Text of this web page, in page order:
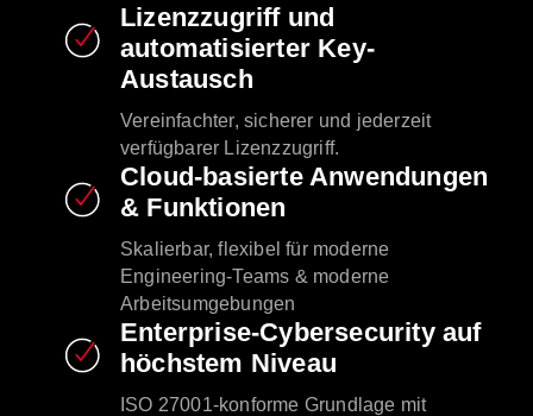
Lizenzzugriff und
automatisierter Key-
Austausch
Vereinfachter, sicherer und jederzeit
verfügbarer Lizenzzugriff.
Cloud-basierte Anwendungen
& Funktionen
Skalierbar, flexibel für moderne
Engineering-Teams & moderne
Arbeitsumgebungen
Enterprise-Cybersecurity auf
höchstem Niveau
ISO 27001-konforme Grundlage mit